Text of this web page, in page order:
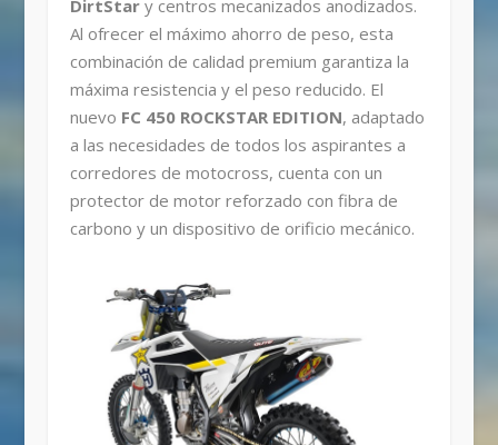
DirtStary centros mecanizados anodizados.
Al ofrecer el máximo ahorro de peso, esta
combinación de calidad premium garantiza la
máxima resistencia y el peso reducido. El
nuevo FC 450 ROCKSTAR EDITION, adaptado
a las necesidades de todos los aspirantes a
corredores de motocross, cuenta con un
protector de motor reforzado con fibra de
carbono y un dispositivo de orificio mecánico.